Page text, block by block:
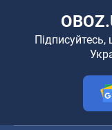
Підписуйтесь,